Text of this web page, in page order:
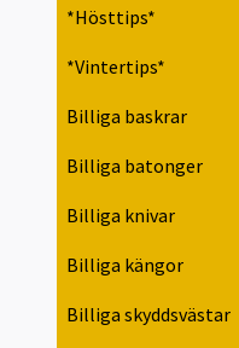
*Hösttips*
*Vintertips*
Billiga baskrar
Billiga batonger
Billiga knivar
Billiga kängor
Billiga skyddsvästar